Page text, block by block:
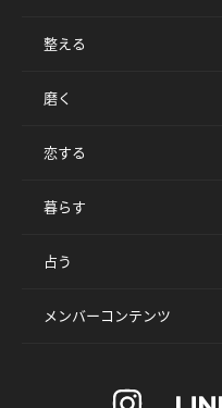
整える
磨く
恋する
暮らす
占う
メンバーコンテンツ